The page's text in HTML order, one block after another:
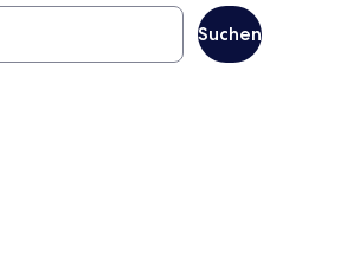
Suchen